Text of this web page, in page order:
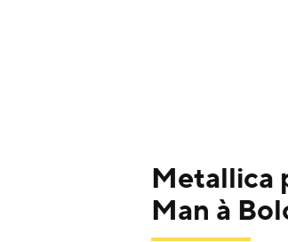
Metallica
Man à